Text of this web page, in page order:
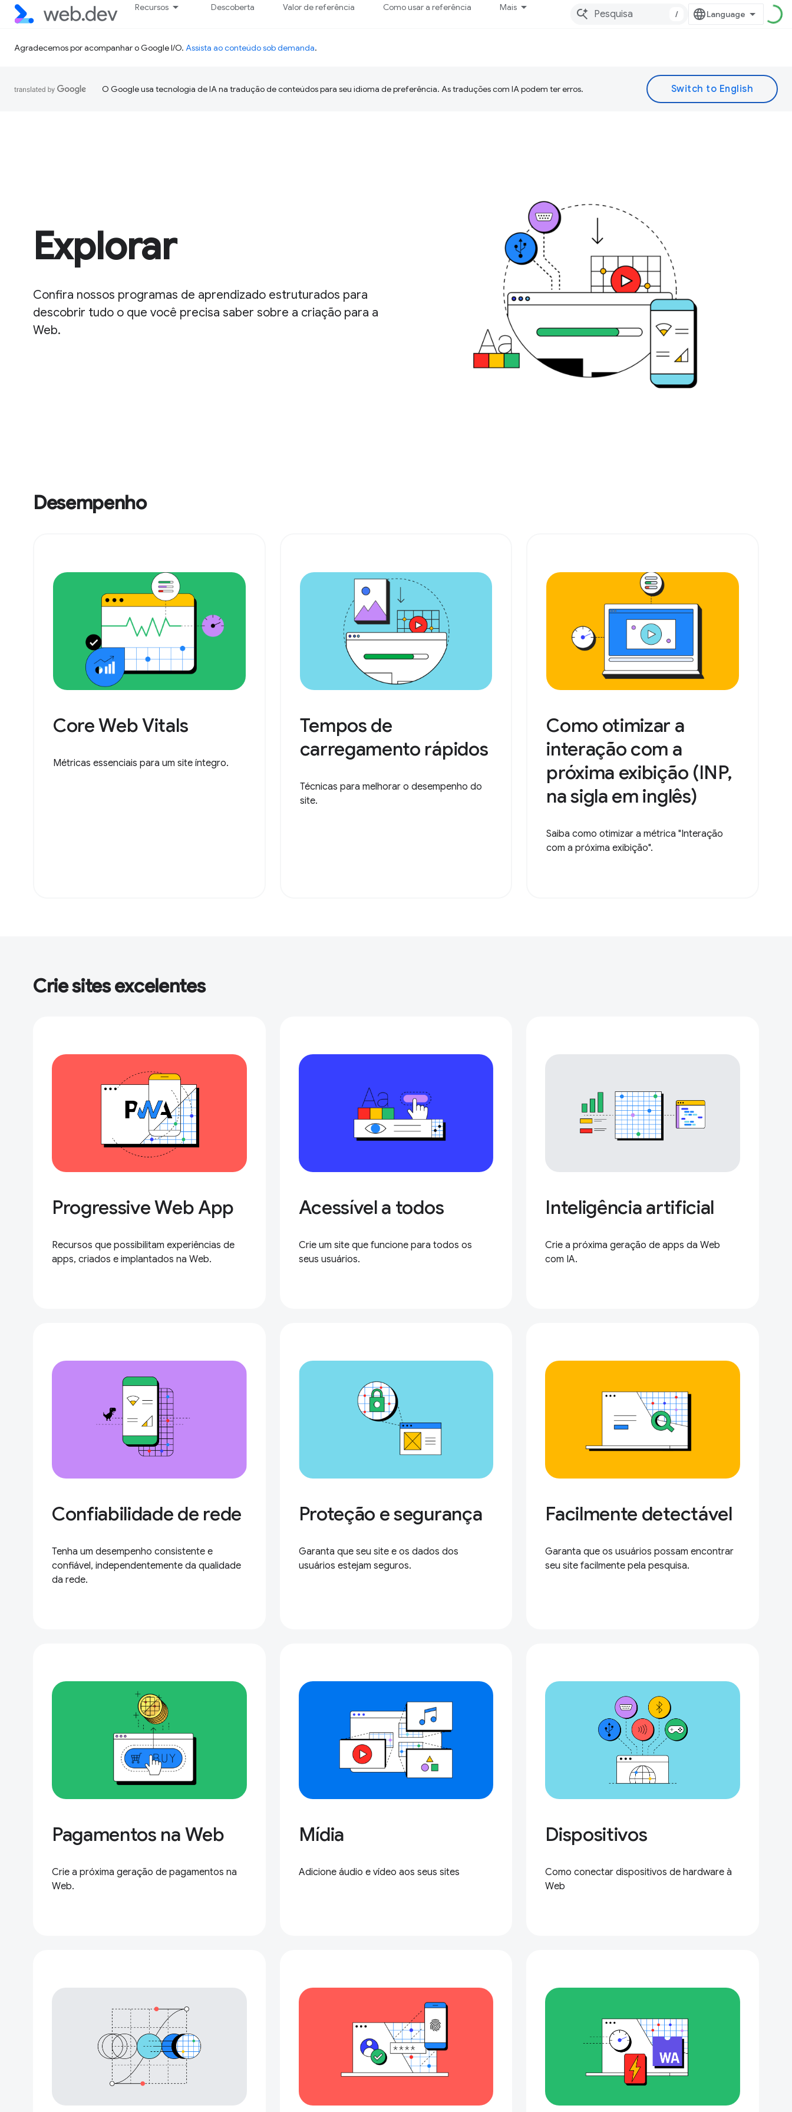
Recursos Descoberta Valor de referência Como usar a referência Mais
/
Agradecemos por acompanhar o Google I/O. Assista ao conteúdo sob demanda.
O Google usa tecnologia de IA na tradução de conteúdos para seu idioma de preferência. As traduções com IA podem ter erros.
Explorar
Confira nossos programas de aprendizado estruturados para
descobrir tudo o que você precisa saber sobre a criação para a
Web.
Desempenho
Core Web Vitals
Métricas essenciais para um site íntegro.
Tempos de
carregamento rápidos
Técnicas para melhorar o desempenho do
site.
Como otimizar a
interação com a
próxima exibição (INP,
na sigla em inglês)
Saiba como otimizar a métrica "Interação
com a próxima exibição".
Crie sites excelentes
Progressive Web App
Recursos que possibilitam experiências de
apps, criados e implantados na Web.
Acessível a todos
Crie um site que funcione para todos os
seus usuários.
Inteligência artificial
Crie a próxima geração de apps da Web
com IA.
Confiabilidade de rede
Tenha um desempenho consistente e
confiável, independentemente da qualidade
da rede.
Proteção e segurança
Garanta que seu site e os dados dos
usuários estejam seguros.
Facilmente detectável
Garanta que os usuários possam encontrar
seu site facilmente pela pesquisa.
Pagamentos na Web
Crie a próxima geração de pagamentos na
Web.
Mídia
Adicione áudio e vídeo aos seus sites
Dispositivos
Como conectar dispositivos de hardware à
Web